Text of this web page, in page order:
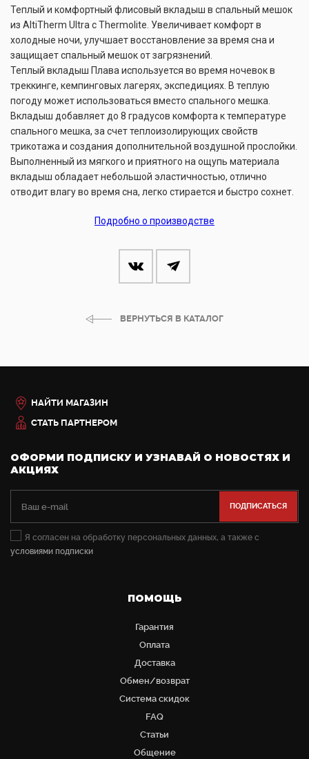
Теплый и комфортный флисовый вкладыш в спальный мешок
из AltiTherm Ultra с Thermolite. Увеличивает комфорт в
холодные ночи, улучшает восстановление за время сна и
защищает спальный мешок от загрязнений.
Теплый вкладыш Плава используется во время ночевок в
треккинге, кемпинговых лагерях, экспедициях. В теплую
погоду может использоваться вместо спального мешка.
Вкладыш добавляет до 8 градусов комфорта к температуре
спального мешка, за счет теплоизолирующих свойств
трикотажа и создания дополнительной воздушной прослойки.
Выполненный из мягкого и приятного на ощупь материала
вкладыш обладает небольшой эластичностью, отлично
отводит влагу во время сна, легко стирается и быстро сохнет.
Подробно о производстве
ВЕРНУТЬСЯ В КАТАЛОГ
НАЙТИ МАГАЗИН
СТАТЬ ПАРТНЕРОМ
ОФОРМИ ПОДПИСКУ И УЗНАВАЙ О НОВОСТЯХ И
АКЦИЯХ
Я согласен на обработку персональных данных, а также с
условиями подписки
ПОМОЩЬ
Гарантия
Оплата
Доставка
Обмен/возврат
Система скидок
FAQ
Статьи
Общение